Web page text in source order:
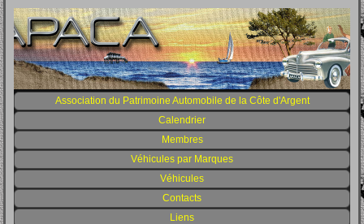
Association du Patrimoine Automobile de la Côte d'Argent
Calendrier
Membres
Véhicules par Marques
Véhicules
Contacts
Liens